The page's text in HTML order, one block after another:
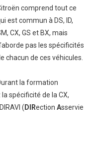
comprend tout ce
est commun à DS, ID,
CX, GS et BX, mais
pas les spécificités
chacun de ces véhicules.
la formation
spécificité de la CX,
( DIRection Asservie